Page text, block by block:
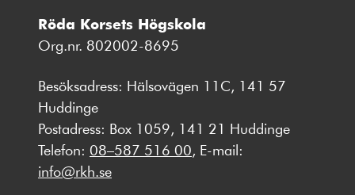
Röda Korsets Högskola
Org.nr. 802002-8695
Besöksadress: Hälsovägen 11C, 141 57
Huddinge
Postadress: Box 1059, 141 21 Huddinge
Telefon: 08–587 516 00, E-mail:
info@rkh.se